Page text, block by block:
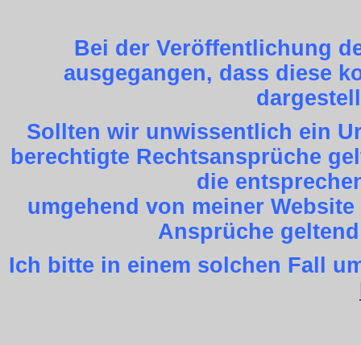
Bei der Veröffentlichung
ausgegangen, dass diese
Sollten wir unwissentlich ein
berechtigte Rechtsansprüche
die
umgehend von meiner
Ansprüche
Ich bitte in einem solchen Fall